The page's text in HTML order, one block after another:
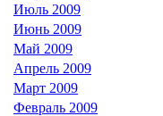
Июль 2009
Июнь 2009
Май 2009
Апрель 2009
Март 2009
Февраль 2009